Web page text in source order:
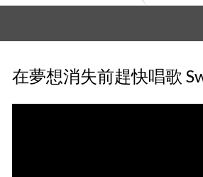
在夢想消失前趕快唱歌